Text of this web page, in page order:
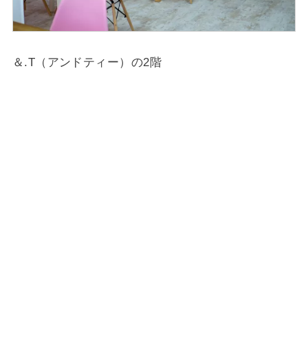
＆.T（アンドティー）の2階